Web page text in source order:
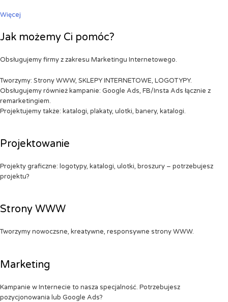
Więcej
Jak możemy Ci pomóc?
Obsługujemy firmy z zakresu Marketingu Internetowego.
Tworzymy: Strony WWW, SKLEPY INTERNETOWE, LOGOTYPY.
Obsługujemy również kampanie: Google Ads, FB/Insta Ads łącznie z
remarketingiem.
Projektujemy także: katalogi, plakaty, ulotki, banery, katalogi.
Projektowanie
Projekty graficzne: logotypy, katalogi, ulotki, broszury – potrzebujesz
projektu?
Strony WWW
Tworzymy nowoczsne, kreatywne, responsywne strony WWW.
Marketing
Kampanie w Internecie to nasza specjalność. Potrzebujesz
pozycjonowania lub Google Ads?